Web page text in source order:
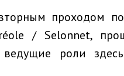
проходом
/ Selonnet,
роли